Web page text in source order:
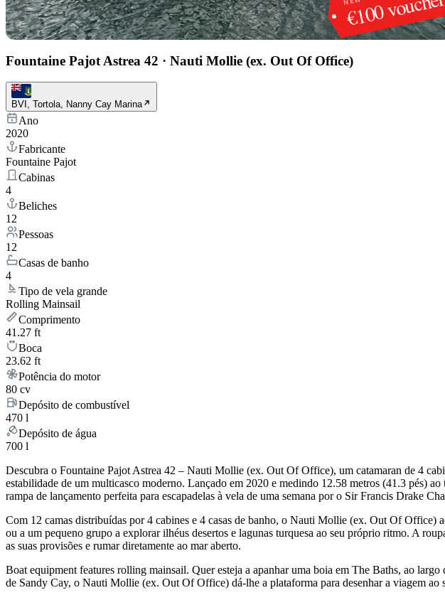
Fountaine Pajot Astrea 42 · Nauti Mollie (ex. Out Of Office)
BVI, Tortola, Nanny Cay Marina
Ano
2020
Fabricante
Fountaine Pajot
Cabinas
4
Beliches
12
Pessoas
12
Casas de banho
4
Tipo de vela grande
Rolling Mainsail
Comprimento
41.27 ft
Boca
23.62 ft
Potência do motor
80 cv
Depósito de combustível
470 l
Depósito de água
700 l
Descubra o Fountaine Pajot Astrea 42 – Nauti Mollie (ex. Out Of Office), um catamaran de 4
estabilidade de um multicasco moderno. Lançado em 2020 e medindo 12.58 metros (41.3
rampa de lançamento perfeita para escapadelas à vela de uma semana por o Sir Francis Drake
Com 12 camas distribuídas por 4 cabines e 4 casas de banho, o Nauti Mollie (ex. Out Of
ou a um pequeno grupo a explorar ilhéus desertos e lagunas turquesa ao seu próprio ritmo. A
as suas provisões e rumar diretamente ao mar aberto.
Boat equipment features rolling mainsail. Quer esteja a apanhar uma boia em The Baths, ao
de Sandy Cay, o Nauti Mollie (ex. Out Of Office) dá-lhe a plataforma para desenhar a viagem